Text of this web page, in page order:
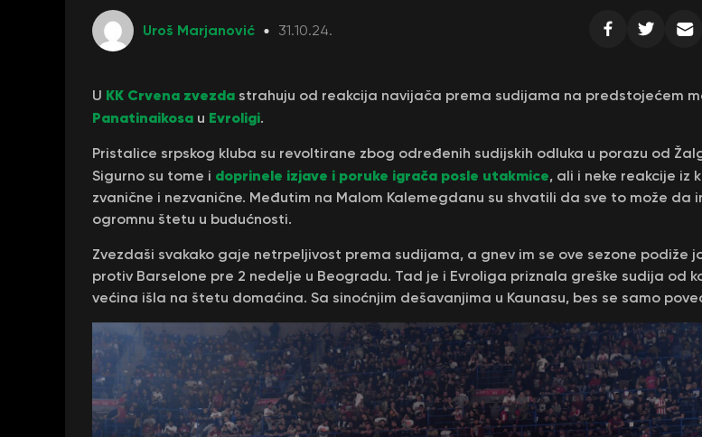
Uroš Marjanović 31.10.24.
U KK Crvena zvezda strahuju od reakcija navijača prema sudijama na predstojećem
Panatinaikosa u Evroligi.
Pristalice srpskog kluba su revoltirane zbog određenih sudijskih odluka u porazu od
Sigurno su tome i doprinele izjave i poruke igrača posle utakmice, ali i neke reakcije iz
zvanične i nezvanične. Međutim na Malom Kalemegdanu su shvatili da sve to može da
ogromnu štetu u budućnosti.
Zvezdaši svakako gaje netrpeljivost prema sudijama, a gnev im se ove sezone podiže
protiv Barselone pre 2 nedelje u Beogradu. Tad je i Evroliga priznala greške sudija od
većina išla na štetu domaćina. Sa sinoćnjim dešavanjima u Kaunasu, bes se samo